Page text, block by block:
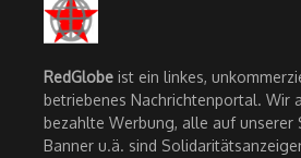
RedGlobe ist ein linkes,
betriebenes Nachrichtenportal. Wir
bezahlte Werbung, alle auf unserer
Banner u.ä. sind